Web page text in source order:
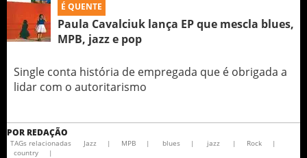
É QUENTE
Paula Cavalciuk lança EP que mescla blues,
MPB, jazz e pop
Single conta história de empregada que é obrigada a
lidar com o autoritarismo
POR REDAÇÃO
TAGs relacionadas Jazz | MPB | blues | jazz | Rock
|
country
|